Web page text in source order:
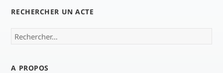
RECHERCHER UN ACTE
Rechercher :
A PROPOS